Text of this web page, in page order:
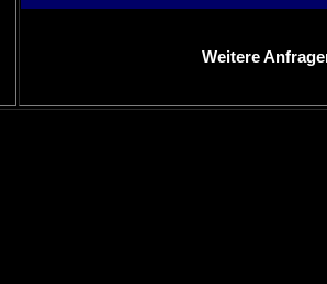
Weitere